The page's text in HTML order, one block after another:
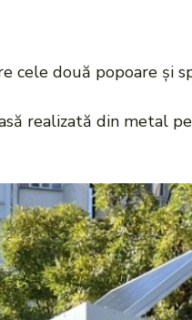
cele două popoare și
realizată din metal